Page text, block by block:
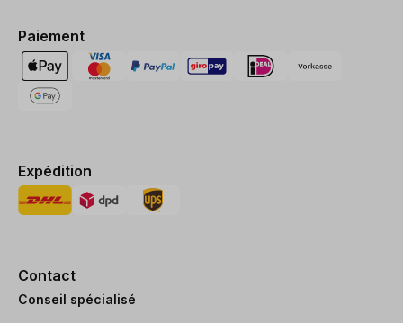
Paiement
Expédition
Contact
Conseil spécialisé